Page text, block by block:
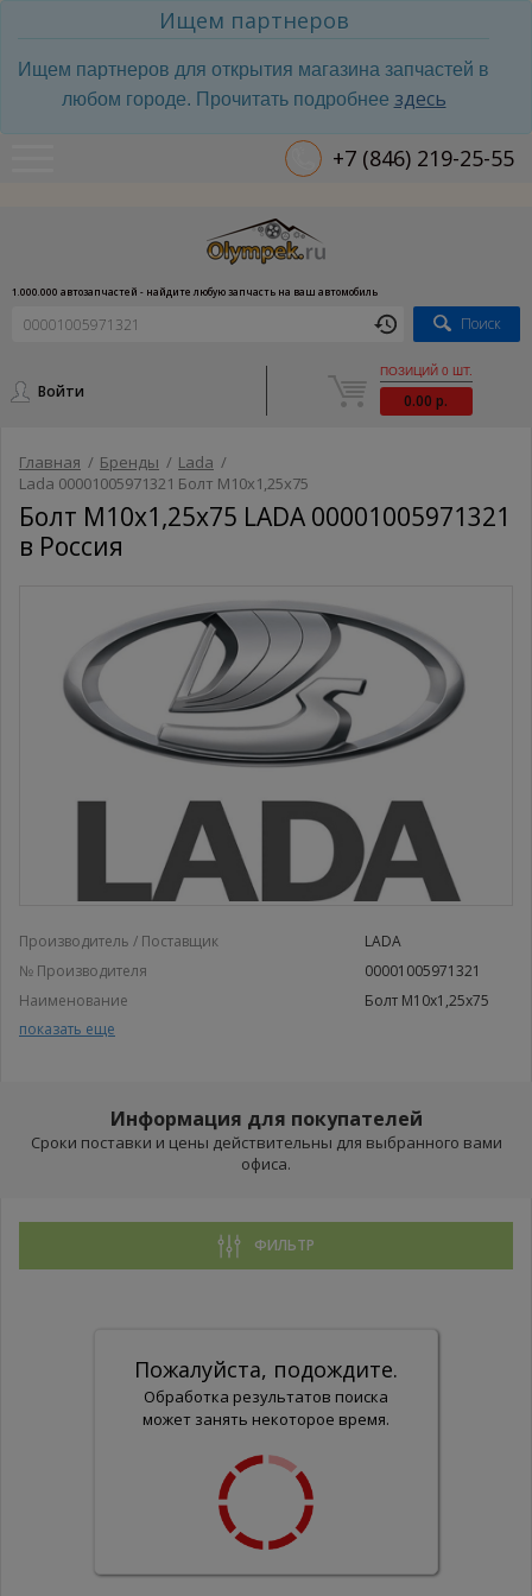
Ищем партнеров
Ищем партнеров для открытия магазина запчастей в
любом городе. Прочитать подробнее здесь
+7 (846) 219-25-55
1.000.000 автозапчастей - найдите любую запчасть на ваш автомобиль
Поиск
Войти
ПОЗИЦИЙ 0 ШТ.
0.00 р.
Главная / Бренды / Lada /
Lada 00001005971321 Болт М10х1,25х75
Болт М10х1,25х75 LADA 00001005971321
в Россия
Производитель / Поставщик
LADA
№ Производителя
00001005971321
Наименование
Болт М10х1,25х75
Болт М10х1,25х75
показать еще
Информация для покупателей
Сроки поставки и цены действительны для выбранного вами
офиса.
ФИЛЬТР
Пожалуйста, подождите.
Обработка результатов поиска
может занять некоторое время.